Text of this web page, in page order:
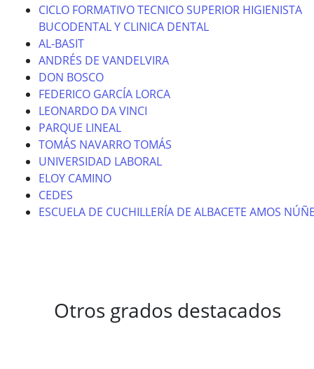
CICLO FORMATIVO TECNICO SUPERIOR HIGIENISTA
BUCODENTAL Y CLINICA DENTAL
AL-BASIT
ANDRÉS DE VANDELVIRA
DON BOSCO
FEDERICO GARCÍA LORCA
LEONARDO DA VINCI
PARQUE LINEAL
TOMÁS NAVARRO TOMÁS
UNIVERSIDAD LABORAL
ELOY CAMINO
CEDES
ESCUELA DE CUCHILLERÍA DE ALBACETE AMOS
Otros grados destacados